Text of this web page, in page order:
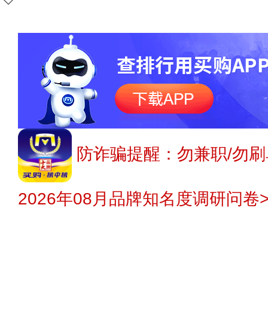
防诈骗提醒：勿兼职/勿
2026年08月品牌知名度调研问卷